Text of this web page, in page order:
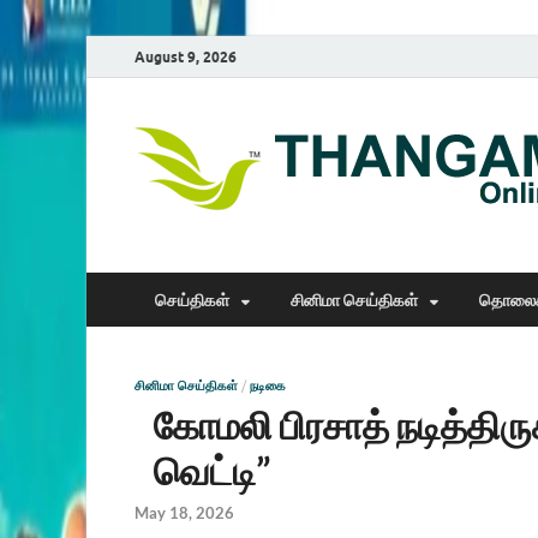
August 9, 2026
செய்திகள் சினிமா செய்திகள்
சினிமா செய்திகள் / நடிகை
கோமலி பிரசாத்
வெட்டி”
May 18, 2026